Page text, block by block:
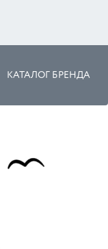
КАТАЛОГ БРЕНДА